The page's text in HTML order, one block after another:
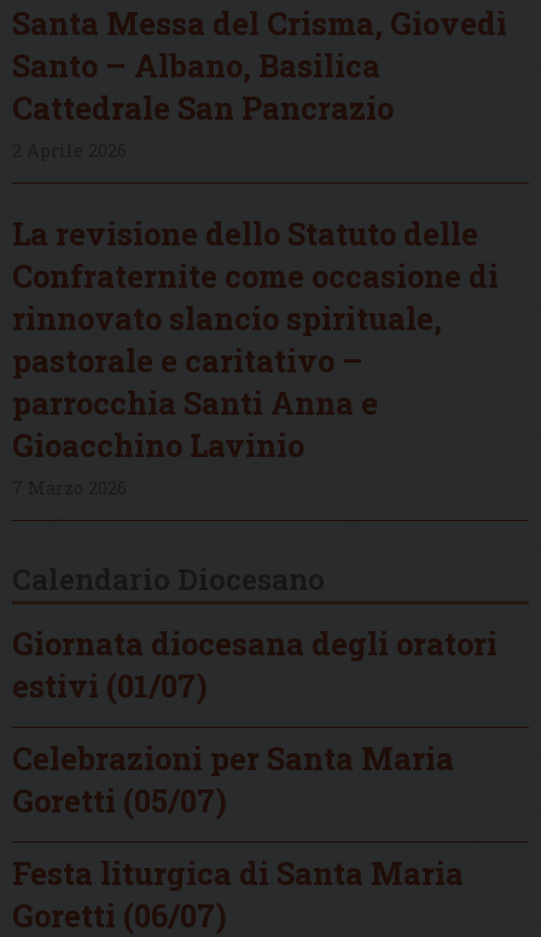
Santa Messa del Crisma, Giovedì
Santo – Albano, Basilica
Cattedrale San Pancrazio
La revisione dello Statuto delle
Confraternite come occasione di
rinnovato slancio spirituale,
pastorale e caritativo –
parrocchia Santi Anna e
Gioacchino Lavinio
Giornata diocesana degli oratori
estivi (01/07)
Celebrazioni per Santa Maria
Goretti (05/07)
Festa liturgica di Santa Maria
Goretti (06/07)